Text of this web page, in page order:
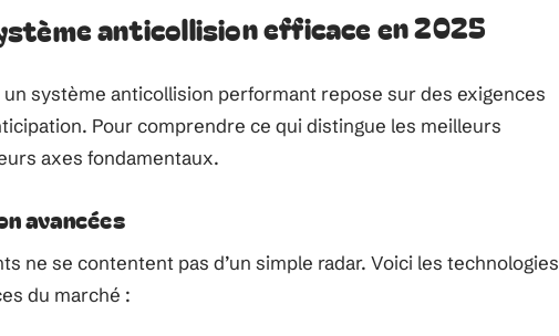
anticollision efficace en 2025
système anticollision performant repose sur des exigences
Pour comprendre ce qui distingue les meilleurs
axes fondamentaux.
avancées
ne se contentent pas d’un simple radar. Voici les technologies
du marché :